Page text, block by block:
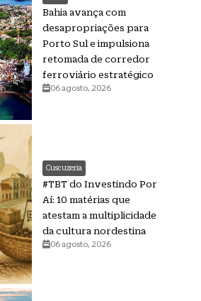
Bahia avança com
desapropriações para
Porto Sul e impulsiona
retomada de corredor
ferroviário estratégico
06 agosto, 2026
Cuscuzeria
#TBT do Investindo Por
Aí: 10 matérias que
atestam a multiplicidade
da cultura nordestina
06 agosto, 2026